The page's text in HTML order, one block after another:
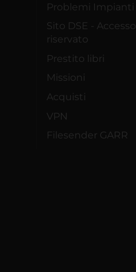
Problemi Impianti
Sito DSE - Accesso
riservato
Prestito libri
Missioni
Acquisti
VPN
Filesender GARR